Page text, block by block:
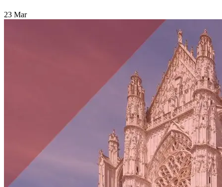
23 Mar